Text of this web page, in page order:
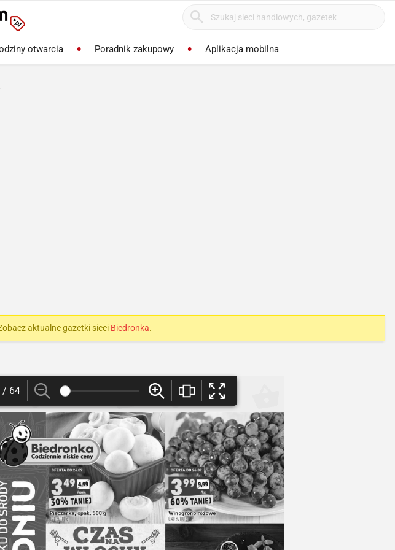
otwarcia Poradnik zakupowy Aplikacja mobilna
aktualne gazetki sieci Biedronka.
/ 64